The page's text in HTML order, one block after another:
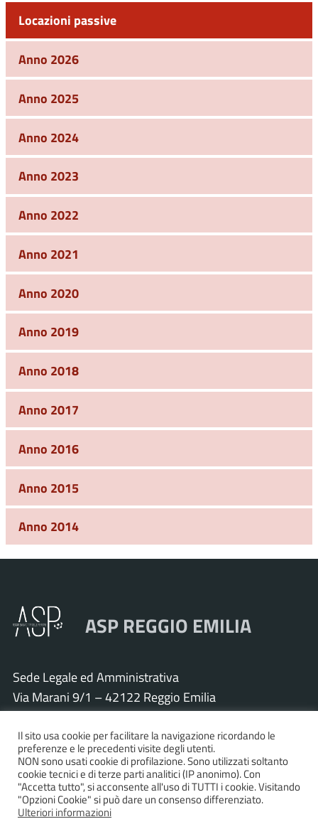
Locazioni passive
Anno 2026
Anno 2025
Anno 2024
Anno 2023
Anno 2022
Anno 2021
Anno 2020
Anno 2019
Anno 2018
Anno 2017
Anno 2016
Anno 2015
Anno 2014
ASP REGGIO EMILIA
Sede Legale ed Amministrativa
Via Marani 9/1 – 42122 Reggio Emilia
Tel. 0522 571011 – Fax 0522 571030
Cod. Fisc. e P.IVA 01925120352
PEC:asp.re@pcert.postecert.it
E-mail:info@asp.re.it
Il sito usa cookie per facilitare la navigazione ricordando le
preferenze e le precedenti visite degli utenti.
NON sono usati cookie di profilazione. Sono utilizzati soltanto
cookie tecnici e di terze parti analitici (IP anonimo). Con
"Accetta tutto", si acconsente all'uso di TUTTI i cookie. Visitando
"Opzioni Cookie" si può dare un consenso differenziato.
Ulteriori informazioni